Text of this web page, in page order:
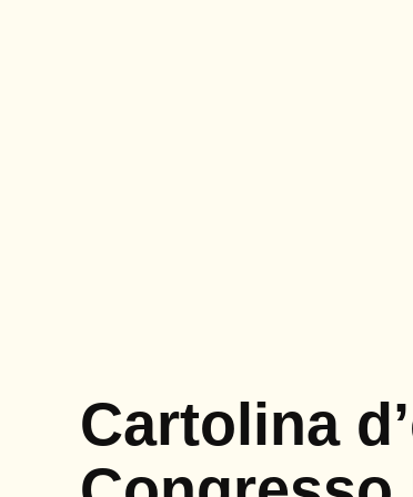
Cartolina